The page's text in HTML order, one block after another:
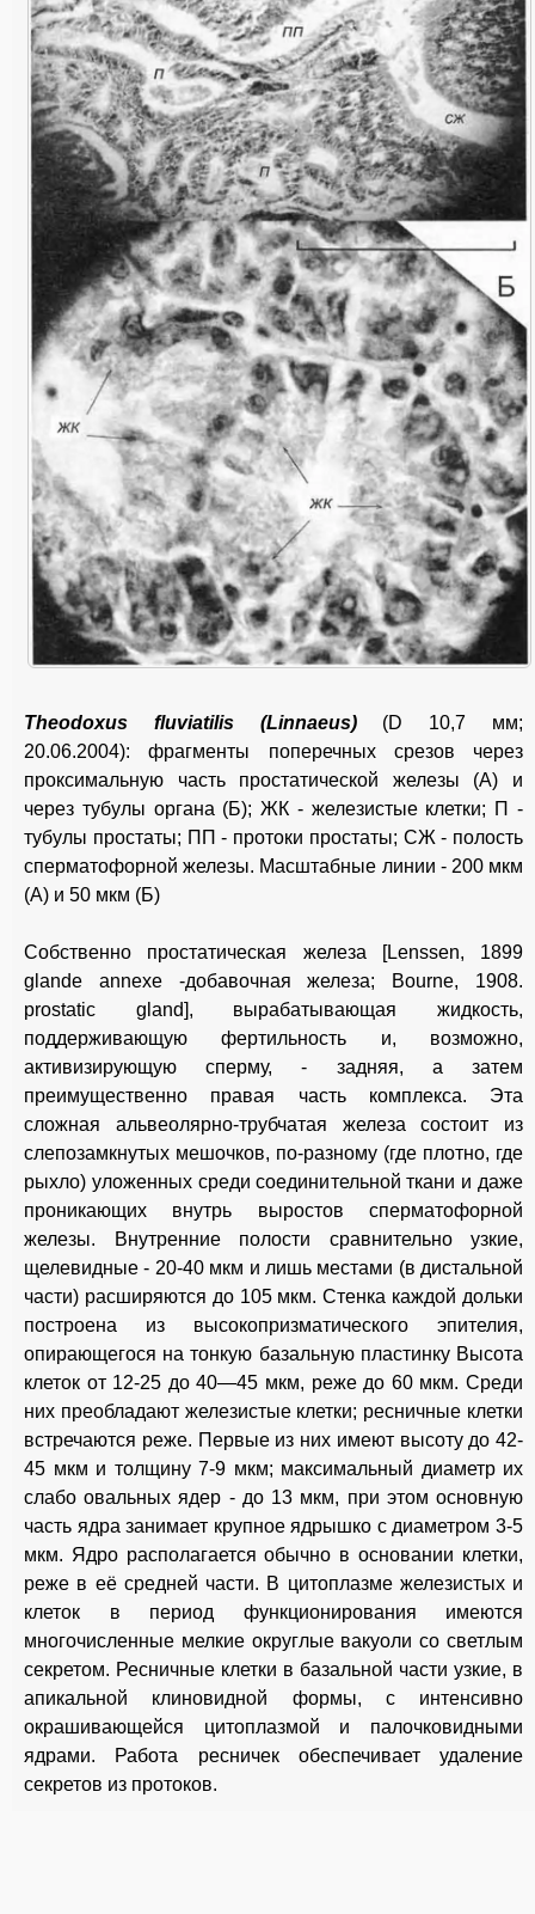
Theodoxus fluviatilis (Linnaeus)(D 10,7 мм;
20.06.2004): фрагменты поперечных срезов через
проксимальную часть простатической железы (А) и
через тубулы органа (Б); ЖК - железистые клетки; П -
тубулы простаты; ПП - протоки простаты; СЖ - полость
сперматофорной железы. Масштабные линии - 200 мкм
(А) и 50 мкм (Б)
Собственно простатическая железа [Lenssen, 1899
glande annexe -добавочная железа; Bourne, 1908.
prostatic gland], вырабатывающая жидкость,
поддерживающую фертильность и, возможно,
активизирующую сперму, - задняя, а затем
преимущественно правая часть комплекса. Эта
сложная альвеолярно-трубчатая железа состоит из
слепозамкнутых мешочков, по-разному (где плотно, где
рыхло) уложенных среди соединительной ткани и даже
проникающих внутрь выростов сперматофорной
железы. Внутренние полости сравнительно узкие,
щелевидные - 20-40 мкм и лишь местами (в дистальной
части) расширяются до 105 мкм. Стенка каждой дольки
построена из высокопризматического эпителия,
опирающегося на тонкую базальную пластинку Высота
клеток от 12-25 до 40—45 мкм, реже до 60 мкм. Среди
них преобладают железистые клетки; ресничные клетки
встречаются реже. Первые из них имеют высоту до 42-
45 мкм и толщину 7-9 мкм; максимальный диаметр их
слабо овальных ядер - до 13 мкм, при этом основную
часть ядра занимает крупное ядрышко с диаметром 3-5
мкм. Ядро располагается обычно в основании клетки,
реже в её средней части. В цитоплазме железистых и
клеток в период функционирования имеются
многочисленные мелкие округлые вакуоли со светлым
секретом. Ресничные клетки в базальной части узкие, в
апикальной клиновидной формы, с интенсивно
окрашивающейся цитоплазмой и палочковидными
ядрами. Работа ресничек обеспечивает удаление
секретов из протоков.